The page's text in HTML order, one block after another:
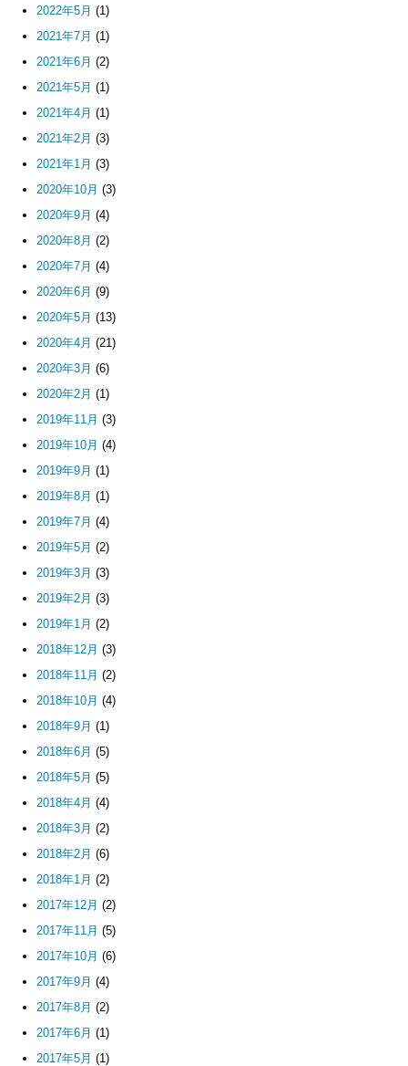
2022年5月 (1)
2021年7月 (1)
2021年6月 (2)
2021年5月 (1)
2021年4月 (1)
2021年2月 (3)
2021年1月 (3)
2020年10月 (3)
2020年9月 (4)
2020年8月 (2)
2020年7月 (4)
2020年6月 (9)
2020年5月 (13)
2020年4月 (21)
2020年3月 (6)
2020年2月 (1)
2019年11月 (3)
2019年10月 (4)
2019年9月 (1)
2019年8月 (1)
2019年7月 (4)
2019年5月 (2)
2019年3月 (3)
2019年2月 (3)
2019年1月 (2)
2018年12月 (3)
2018年11月 (2)
2018年10月 (4)
2018年9月 (1)
2018年6月 (5)
2018年5月 (5)
2018年4月 (4)
2018年3月 (2)
2018年2月 (6)
2018年1月 (2)
2017年12月 (2)
2017年11月 (5)
2017年10月 (6)
2017年9月 (4)
2017年8月 (2)
2017年6月 (1)
2017年5月 (1)